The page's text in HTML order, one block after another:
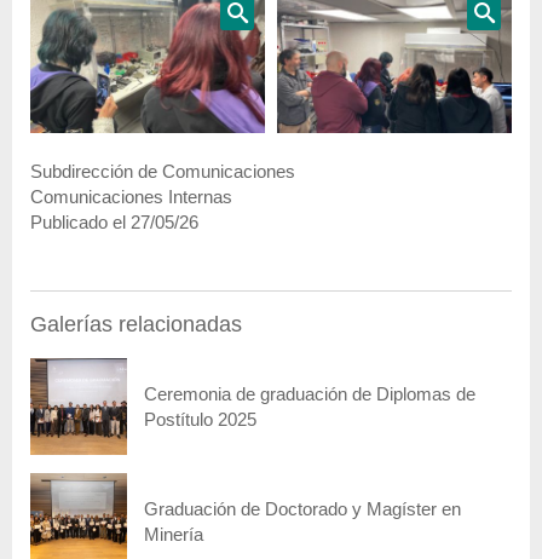
Galerías relacionadas
Ceremonia de graduación de Diplomas de
Postítulo 2025
Graduación de Doctorado y Magíster en
Minería
Subdirección de Comunicaciones
Comunicaciones Internas
Publicado el 27/05/26